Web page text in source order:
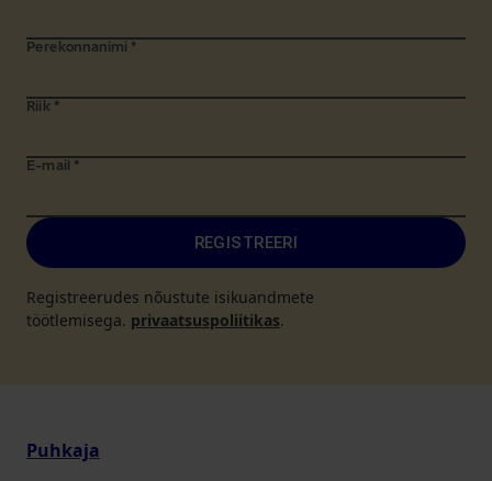
Perekonnanimi *
Riik *
E-mail *
REGISTREERI
Registreerudes nõustute isikuandmete
töötlemisega. privaatsuspoliitikas.
Puhkaja